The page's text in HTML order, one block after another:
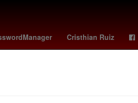
Cristhian Ruiz
Senador hoy no circula cdmx hoy